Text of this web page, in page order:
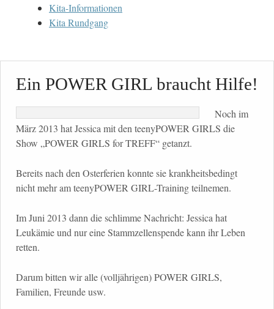
Kita-Informationen
Kita Rundgang
Ein POWER GIRL braucht Hilfe!
Noch im
März 2013 hat Jessica mit den teenyPOWER GIRLS die
Show „POWER GIRLS for TREFF“ getanzt.
Bereits nach den Osterferien konnte sie krankheitsbedingt
nicht mehr am teenyPOWER GIRL-Training teilnemen.
Im Juni 2013 dann die schlimme Nachricht: Jessica hat
Leukämie und nur eine Stammzellenspende kann ihr Leben
retten.
Darum bitten wir alle (volljährigen) POWER GIRLS,
Familien, Freunde usw.